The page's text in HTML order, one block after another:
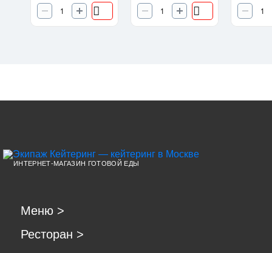
ИНТЕРНЕТ-МАГАЗИН ГОТОВОЙ ЕДЫ
Меню >
Ресторан >